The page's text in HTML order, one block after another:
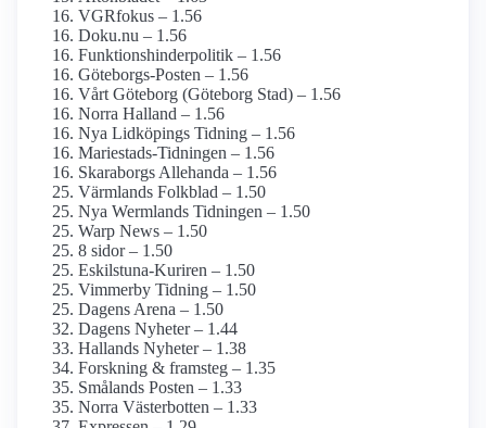
VGRfokus – 1.56
Doku.nu – 1.56
Funktionshinder­politik – 1.56
Göteborgs-Posten – 1.56
Vårt Göteborg (Göteborg Stad) – 1.56
Norra Halland – 1.56
Nya Lidköpings Tidning – 1.56
Mariestads-Tidningen – 1.56
Skaraborgs Allehanda – 1.56
Värmlands Folkblad – 1.50
Nya Wermlands Tidningen – 1.50
Warp News – 1.50
8 sidor – 1.50
Eskilstuna-Kuriren – 1.50
Vimmerby Tidning – 1.50
Dagens Arena – 1.50
Dagens Nyheter – 1.44
Hallands Nyheter – 1.38
Forskning & framsteg – 1.35
Smålands Posten – 1.33
Norra Västerbotten – 1.33